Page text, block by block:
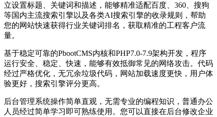
立设置标题、关键词和描述，能够精准适配百度、360、搜狗
等国内主流搜索引擎以及各类AI搜索引擎的收录规则，帮助
您的网站快速获得行业关键词排名，获取精准的工程客户流
量。
基于稳定可靠的PbootCMS内核和PHP7.0-7.9架构开发，程序
运行安全、稳定、快速，能够有效抵御常见的网络攻击。代码
经过严格优化，无冗余垃圾代码，网站加载速度更快，用户体
验更好，搜索引擎评分更高。
后台管理系统操作简单直观，无需专业的编程知识，普通办公
人员经过简单学习即可熟练使用。您可以直接在后台修改企业